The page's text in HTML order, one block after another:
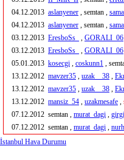
04.12.2013 aslanyener , semtan ,
04.12.2013 aslanyener , semtan ,
03.12.2013 EresboSs_ , GORALI_06
03.12.2013 EresboSs_ , GORALI_06
05.01.2013 kosecgi , coskunn1 ,
13.12.2012 mavzer35 , uzak__38 ,
13.12.2012 mavzer35 , uzak__38 ,
13.12.2012 mansiz_54 , uzakmesafe ,
07.12.2012 semtan , murat_dagi ,
07.12.2012 semtan , murat_dagi ,
İstanbul Hava Durumu